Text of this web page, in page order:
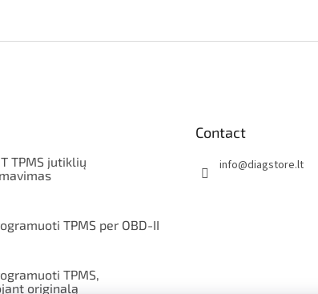
TPMS jutiklių
TPMS per OBD-II
TPMS,
originalą
Contact
info@diagstore.lt